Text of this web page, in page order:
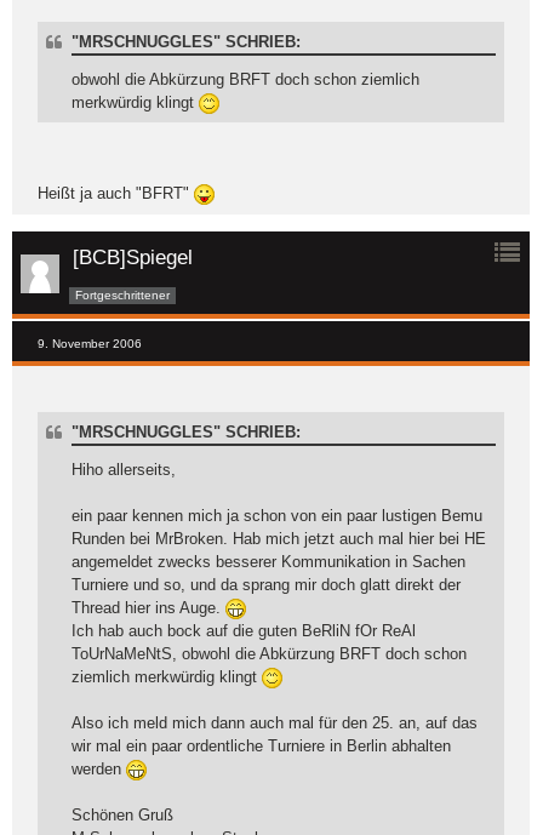
"MRSCHNUGGLES" SCHRIEB:
obwohl die Abkürzung BRFT doch schon ziemlich
merkwürdig klingt
Heißt ja auch "BFRT"
[BCB]Spiegel
Fortgeschrittener
9. November 2006
"MRSCHNUGGLES" SCHRIEB:
Hiho allerseits,
ein paar kennen mich ja schon von ein paar lustigen Bemu
Runden bei MrBroken. Hab mich jetzt auch mal hier bei HE
angemeldet zwecks besserer Kommunikation in Sachen
Turniere und so, und da sprang mir doch glatt direkt der
Thread hier ins Auge.
Ich hab auch bock auf die guten BeRliN fOr ReAl
ToUrNaMeNtS, obwohl die Abkürzung BRFT doch schon
ziemlich merkwürdig klingt
Also ich meld mich dann auch mal für den 25. an, auf das
wir mal ein paar ordentliche Turniere in Berlin abhalten
werden
Schönen Gruß